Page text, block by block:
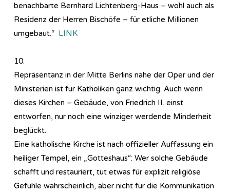
benachbarte Bernhard Lichtenberg-Haus – wohl auch als
Residenz der Herren Bischöfe – für etliche Millionen
umgebaut.“ LINK
10.
Repräsentanz in der Mitte Berlins nahe der Oper und der
Ministerien ist für Katholiken ganz wichtig. Auch wenn
dieses Kirchen – Gebäude, von Friedrich II. einst
entworfen, nur noch eine winziger werdende Minderheit
beglückt.
Eine katholische Kirche ist nach offizieller Auffassung ein
heiliger Tempel, ein „Gotteshaus“: Wer solche Gebäude
schafft und restauriert, tut etwas für explizit religiöse
Gefühle wahrscheinlich, aber nicht für die Kommunikation